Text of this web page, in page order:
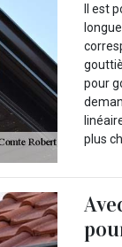
Il est
pour
plus